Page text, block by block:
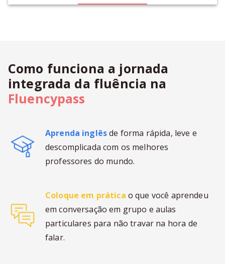
Como funciona a jornada
integrada da fluência na
Fluencypass
Aprenda inglêsde forma rápida, leve e
descomplicada com os melhores
professores do mundo.
Coloque em prática o que você aprendeu
em conversação em grupo e aulas
particulares para não travar na hora de
falar.